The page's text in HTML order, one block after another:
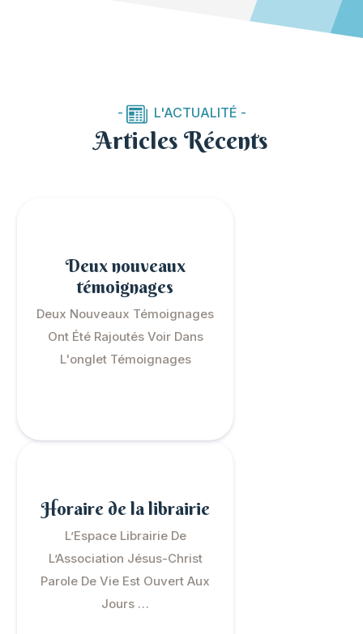
- L'ACTUALITÉ -
Articles Récents
Deux nouveaux
témoignages
Deux Nouveaux Témoignages
Ont Été Rajoutés Voir Dans
L'onglet Témoignages
Horaire de la librairie
L’Espace Librairie De
L’Association Jésus-Christ
Parole De Vie Est Ouvert Aux
Jours …